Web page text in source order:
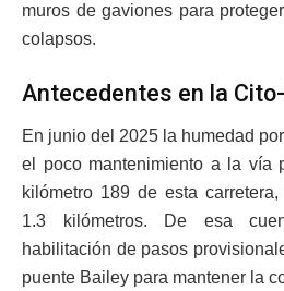
muros de gaviones para
colapsos.
Antecedentes en la
En junio del 2025 la humedad
el poco mantenimiento a la vía
kilómetro 189 de esta
1.3 kilómetros. De esa
habilitación de pasos
puente Bailey para mantener la